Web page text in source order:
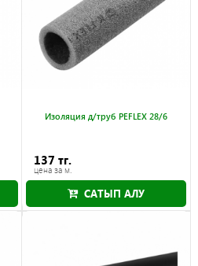
Изоляция д/труб PEFLEX 28/6
137 тг.
цена за м.
САТЫП АЛУ